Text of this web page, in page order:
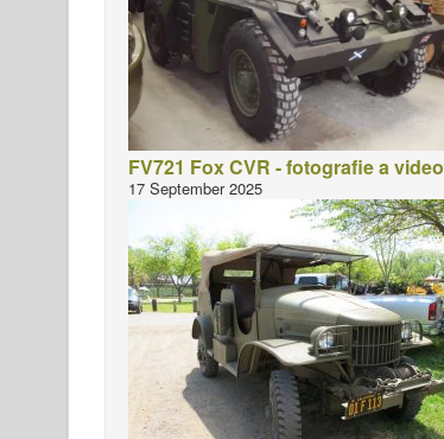
FV721 Fox CVR - fotografie a video
17 September 2025